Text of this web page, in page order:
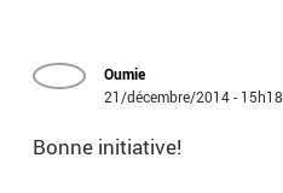
Oumie
21/décembre/2014 - 15h18
Bonne initiative!